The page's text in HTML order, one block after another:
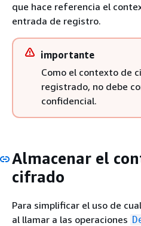
que hace referencia el
entrada de registro.
importante
Como el contexto de
registrado, no debe
confidencial.
Almacenar el
cifrado
Para simplificar el uso de
al llamar a las operaciones